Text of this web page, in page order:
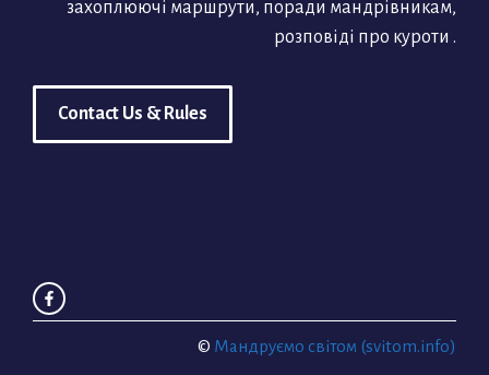
захоплюючі маршрути, поради мандрівникам,
розповіді про куроти .
Contact Us & Rules
© Мандруємо світом (svitom.info)